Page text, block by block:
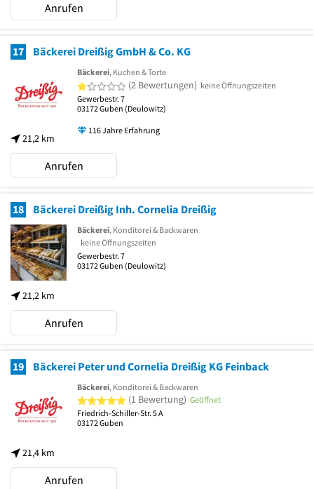
Anrufen
17 Bäckerei Dreißig GmbH & Co. KG
21,2 km
Bäckerei, Kuchen & Torte
1 von 5 Sternen
(2 Bewertungen) keine Öffnungszeiten
Gewerbestr. 7
03172 Guben (Deulowitz)
116 Jahre Erfahrung
Anrufen
18 Bäckerei Dreißig Inh. Cornelia Dreißig
21,2 km
Bäckerei, Konditorei & Backwaren
keine Öffnungszeiten
Gewerbestr. 7
03172Guben (Deulowitz)
Anrufen
19 Bäckerei Peter und Cornelia Dreißig KG Feinback
21,4 km
Bäckerei, Konditorei & Backwaren
5 von 5 Sternen
(1 Bewertung) Geöffnet
Friedrich-Schiller-Str. 5 A
03172Guben
Anrufen